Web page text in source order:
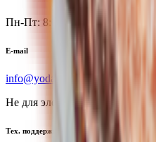
Пн-Пт: 8:00 - 17:00
E-mail
info@yoda.by
Не для электронных обращений
Тех. поддержка